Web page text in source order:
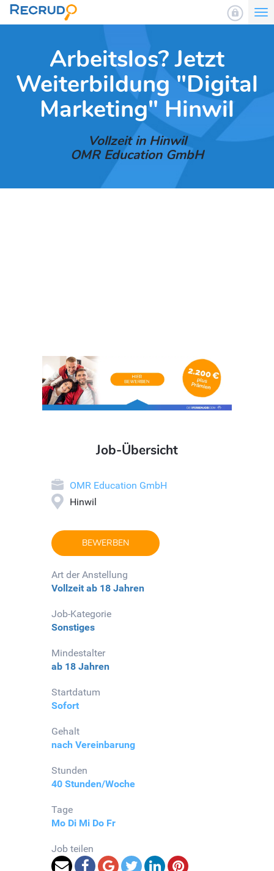
Arbeitslos? Jetzt
Weiterbildung "Digital
Marketing" Hinwil
Vollzeit in Hinwil
OMR Education GmbH
Job-Übersicht
OMR Education GmbH
Hinwil
BEWERBEN
Art der Anstellung
Vollzeit ab 18 Jahren
Job-Kategorie
Sonstiges
Mindestalter
ab 18 Jahren
Startdatum
Sofort
Gehalt
nach Vereinbarung
Stunden
40 Stunden/Woche
Tage
Mo Di Mi Do Fr
Job teilen